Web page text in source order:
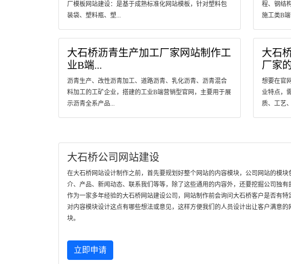
厂模板网站建设：是基于成熟标准化网站模板，针对塑料包
装袋、塑料瓶、塑...
程、钢结
施工类B
大石桥沥青生产加工厂家网站制作工
业B端...
沥青生产、改性沥青加工、道路沥青、乳化沥青、沥青混合
料加工的工矿企业，搭建的工业B端营销型官网，主要用于展
示沥青全系产品...
大石
厂家
想要在官
业特点，
质、工艺
大石桥公司网站建设
在大石桥网站设计制作之前，首先要规划好整个网站的内容模块，公司网站的模块
介、产品、新闻动态、联系我们等等，除了这些通用的内容外，还要挖掘公司独有
作为一家多年经验的大石桥网站建设公司，网站制作前会询问大石桥客户是否有特
对内容模块设计这点有哪些想法或意见，这样方便我们的人员设计出让客户满意的
块。
立即申请